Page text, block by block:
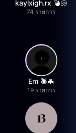
kaylxigh.rx 💣🐚
74 รายการ
Em 🕷️🦇
19 รายการ